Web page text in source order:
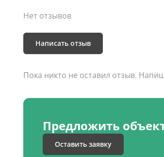
Нет отзывов
Написать отзыв
Пока никто не оставил отзыв.
Предложить
Оставить заявку